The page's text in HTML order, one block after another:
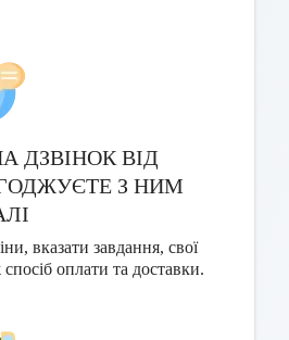
ДЗВІНОК ВІД
З НИМ
вказати завдання, свої
оплати та доставки.